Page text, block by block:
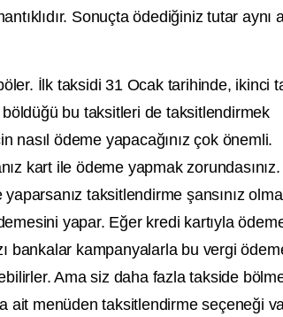
Sonuçta ödediğiniz tutar aynı
İlk taksidi 31 Ocak tarihinde, ikinci
bu taksitleri de taksitlendirmek
nasıl ödeme yapacağınız çok önemli.
kart ile ödeme yapmak zorundasınız.
taksitlendirme şansınız
yapar. Eğer kredi kartıyla
bankalar kampanyalarla bu vergi
Ama siz daha fazla takside
ait menüden taksitlendirme seçeneği